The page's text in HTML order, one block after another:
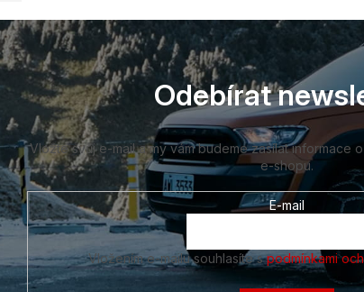
Odebírat
Vložte svůj e-mail a my vám budeme zasílat informace
e-shopu.
E-mail
Vložením e-mailu souhlasíte spodmínkami